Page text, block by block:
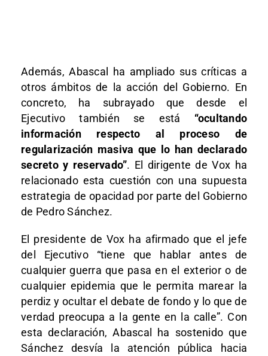
Además, Abascal ha ampliado sus críticas a
otros ámbitos de la acción del Gobierno. En
concreto, ha subrayado que desde el
Ejecutivo también se está “ocultando
información respecto al proceso de
regularización masiva que lo han declarado
secreto y reservado”. El dirigente de Vox ha
relacionado esta cuestión con una supuesta
estrategia de opacidad por parte del Gobierno
de Pedro Sánchez.
El presidente de Vox ha afirmado que el jefe
del Ejecutivo “tiene que hablar antes de
cualquier guerra que pasa en el exterior o de
cualquier epidemia que le permita marear la
perdiz y ocultar el debate de fondo y lo que de
verdad preocupa a la gente en la calle”. Con
esta declaración, Abascal ha sostenido que
Sánchez desvía la atención pública hacia